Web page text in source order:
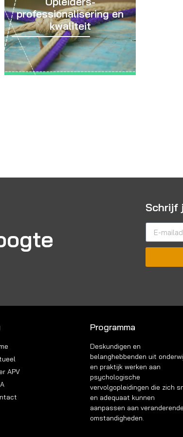
professionalisering en
kwaliteit
Schrijf
APV
Programma
Deskundigen en
belanghebbenden uit
en praktijk werken aan
psychologische
vervolgopleidingen die zich
en adequaat kunnen
aanpassen aan veranderende
omstandigheden.